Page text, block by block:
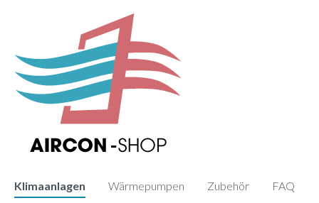
Klimaanlagen Wärmepumpen Zubehör FAQ